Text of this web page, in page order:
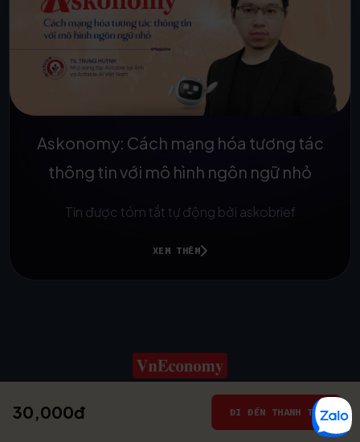
30,000đ ĐI ĐẾN THANH TOÁN
Askonomy: Cách mạng hóa tương tác
thông tin với mô hình ngôn ngữ nhỏ
Tin được tóm tắt tự động bởi askobrief
XEM THÊM
© 2025